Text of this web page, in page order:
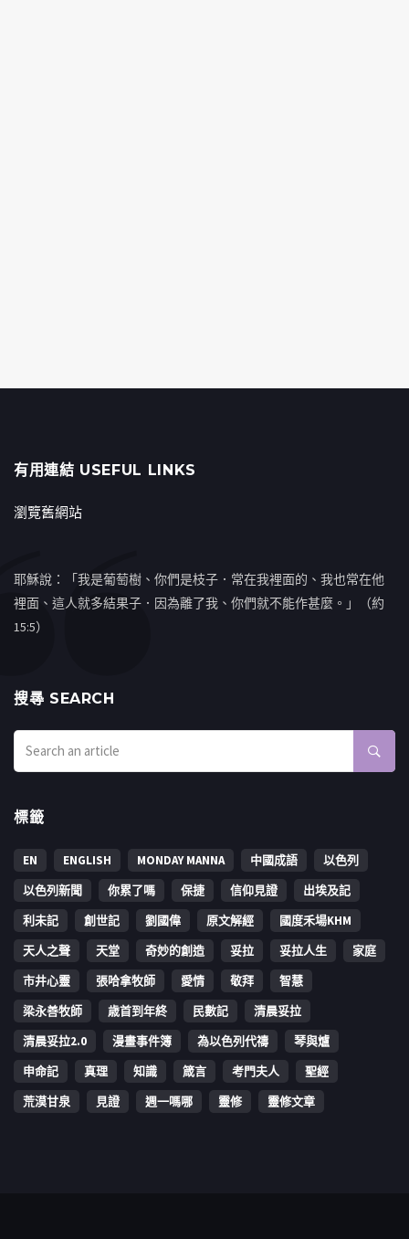
有用連結 USEFUL LINKS
瀏覽舊網站
耶穌說：「我是葡萄樹、你們是枝子．常在我裡面的、我也常在他
裡面、這人就多結果子．因為離了我、你們就不能作甚麼。」（約
15:5）
搜㝷 SEARCH
標籤
EN ENGLISH MONDAY MANNA 中國成語
以色列
以色列新聞
你累了嗎 保捷 信仰見證
出埃及記
利未記
創世記 劉國偉 原文解經
國度禾場KHM
天人之聲
天堂 奇妙的創造 妥拉 妥拉人生
家庭
市井心靈
張哈拿牧師 愛情 敬拜
智慧
梁永善牧師
歳首到年終 民數記
清晨妥拉
清晨妥拉2.0
漫畫事件簿 為以色列代禱
琴與爐
申命記
真理 知識 箴言 考門夫人
聖經
荒漠甘泉
見證 週一嗎哪 靈修 靈修文章